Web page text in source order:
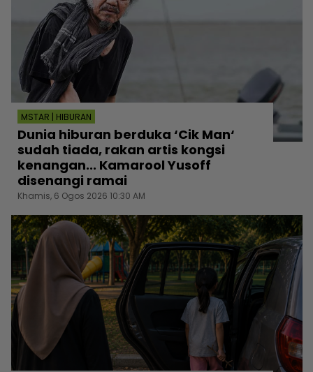
MSTAR | HIBURAN
Dunia hiburan berduka ‘Cik Man‘
sudah tiada, rakan artis kongsi
kenangan... Kamarool Yusoff
disenangi ramai
Khamis, 6 Ogos 2026 10:30 AM